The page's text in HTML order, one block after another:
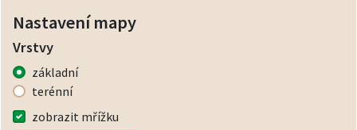
Nastavení mapy
Vrstvy
základní
terénní
zobrazit mřížku